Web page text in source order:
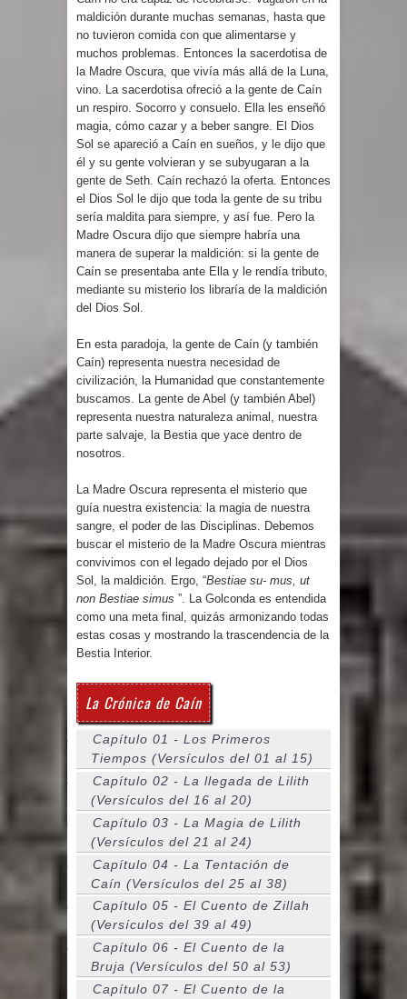
maldición durante muchas semanas, hasta que
no tuvieron comida con que alimentarse y
muchos problemas. Entonces la sacerdotisa de
la Madre Oscura, que vivía más allá de la Luna,
vino. La sacerdotisa ofreció a la gente de Caín
un respiro. Socorro y consuelo. Ella les enseñó
magia, cómo cazar y a beber sangre. El Dios
Sol se apareció a Caín en sueños, y le dijo que
él y su gente volvieran y se subyugaran a la
gente de Seth. Caín rechazó la oferta. Entonces
el Dios Sol le dijo que toda la gente de su tribu
sería maldita para siempre, y así fue. Pero la
Madre Oscura dijo que siempre habría una
manera de superar la maldición: si la gente de
Caín se presentaba ante Ella y le rendía tributo,
mediante su misterio los libraría de la maldición
del Dios Sol.
En esta paradoja, la gente de Caín (y también
Caín) representa nuestra necesidad de
civilización, la Humanidad que constantemente
buscamos. La gente de Abel (y también Abel)
representa nuestra naturaleza animal, nuestra
parte salvaje, la Bestia que yace dentro de
nosotros.
La Madre Oscura representa el misterio que
guía nuestra existencia: la magia de nuestra
sangre, el poder de las Disciplinas. Debemos
buscar el misterio de la Madre Oscura mientras
convivimos con el legado dejado por el Dios
Sol, la maldición. Ergo, “Bestiae su- mus, ut
non Bestiae simus ”. La Golconda es entendida
como una meta final, quizás armonizando todas
estas cosas y mostrando la trascendencia de la
Bestia Interior.
La Crónica de Caín
Capítulo 01 - Los Primeros
Tiempos (Versículos del 01 al 15)
Capítulo 02 - La llegada de Lilith
(Versículos del 16 al 20)
Capítulo 03 - La Magia de Lilith
(Versículos del 21 al 24)
Capítulo 04 - La Tentación de
Caín (Versículos del 25 al 38)
Capítulo 05 - El Cuento de Zillah
(Versículos del 39 al 49)
Capítulo 06 - El Cuento de la
Bruja (Versículos del 50 al 53)
Capítulo 07 - El Cuento de la